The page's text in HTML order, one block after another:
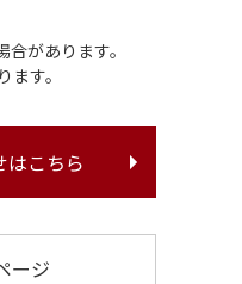
があります。
す。
はこちら
ージ